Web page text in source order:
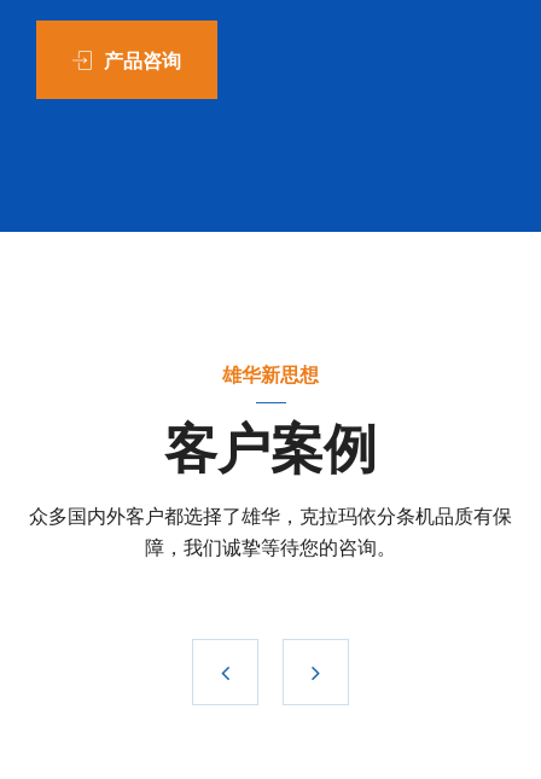
产品咨询
雄华新思想
客户案例
众多国内外客户都选择了雄华，克拉玛依分条机品质有保
障，我们诚挚等待您的咨询。